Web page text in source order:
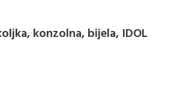
konzolna, bijela, IDOL